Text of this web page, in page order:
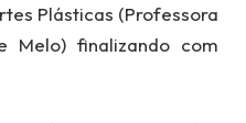
Plásticas (Professora
Melo) finalizando com